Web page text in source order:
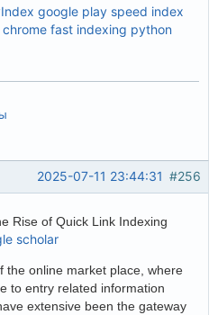
google play speed index
fast indexing python
#256
2025-07-11 23:44:31
Rise of Quick Link Indexing
scholar
the online market place, where
to entry related information
extensive been the gateway